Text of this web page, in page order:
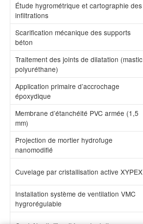
Étude hygrométrique et cartographie des
infiltrations
Scarification mécanique des supports
béton
Traitement des joints de dilatation (mastic
polyuréthane)
Application primaire d’accrochage
époxydique
Membrane d’étanchéité PVC armée (1,5
mm)
Projection de mortier hydrofuge
nanomodifié
Cuvelage par cristallisation active XYPEX
Installation système de ventilation VMC
hygrorégulable